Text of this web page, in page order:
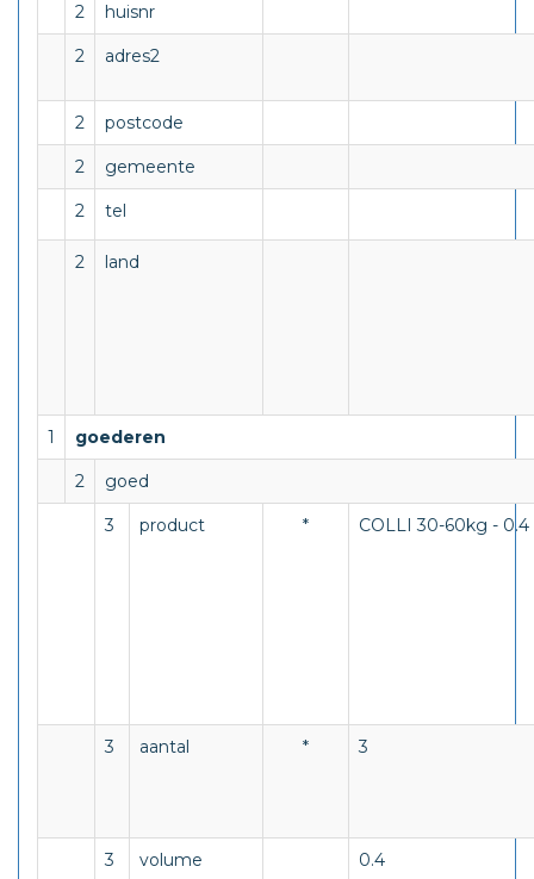
2 huisnr
2 adres2
2 postcode
2 gemeente
2 tel
2 land
1 goederen
2 goed
3 product * COLLI 30-60kg - 0.4
3 aantal * 3
3 volume 0.4